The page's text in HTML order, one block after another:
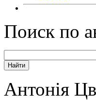
Поиск по
Антонія